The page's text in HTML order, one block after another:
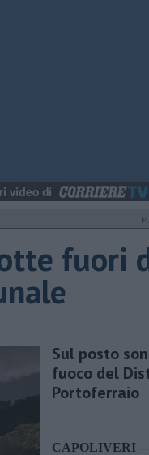
fuori
Sul posto
fuoco del
Portoferraio
CAPOLIVERI